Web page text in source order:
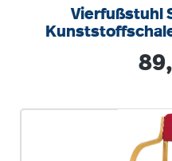
Vierfußstuhl